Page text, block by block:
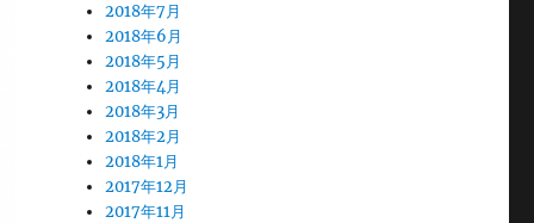
2018年7月
2018年6月
2018年5月
2018年4月
2018年3月
2018年2月
2018年1月
2017年12月
2017年11月